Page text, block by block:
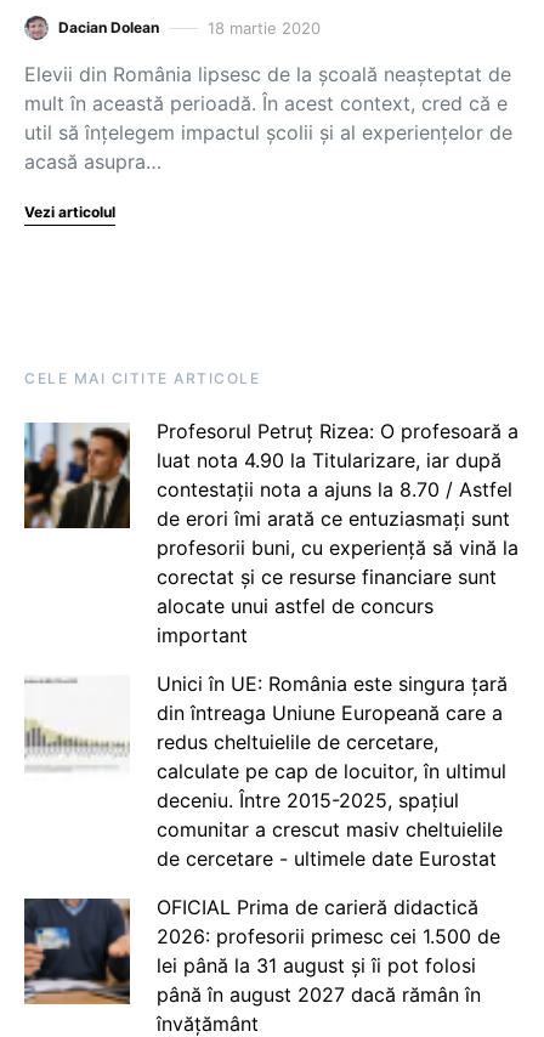
Dacian Dolean 18 martie 2020
Elevii din România lipsesc de la școală neașteptat de
mult în această perioadă. În acest context, cred că e
util să înțelegem impactul școlii și al experiențelor de
acasă asupra…
Vezi articolul
CELE MAI CITITE ARTICOLE
Profesorul Petruț Rizea: O profesoară a
luat nota 4.90 la Titularizare, iar după
contestații nota a ajuns la 8.70 / Astfel
de erori îmi arată ce entuziasmați sunt
profesorii buni, cu experiență să vină la
corectat și ce resurse financiare sunt
alocate unui astfel de concurs
important
Unici în UE: România este singura țară
din întreaga Uniune Europeană care a
redus cheltuielile de cercetare,
calculate pe cap de locuitor, în ultimul
deceniu. Între 2015-2025, spațiul
comunitar a crescut masiv cheltuielile
de cercetare - ultimele date Eurostat
OFICIAL Prima de carieră didactică
2026: profesorii primesc cei 1.500 de
lei până la 31 august și îi pot folosi
până în august 2027 dacă rămân în
învățământ